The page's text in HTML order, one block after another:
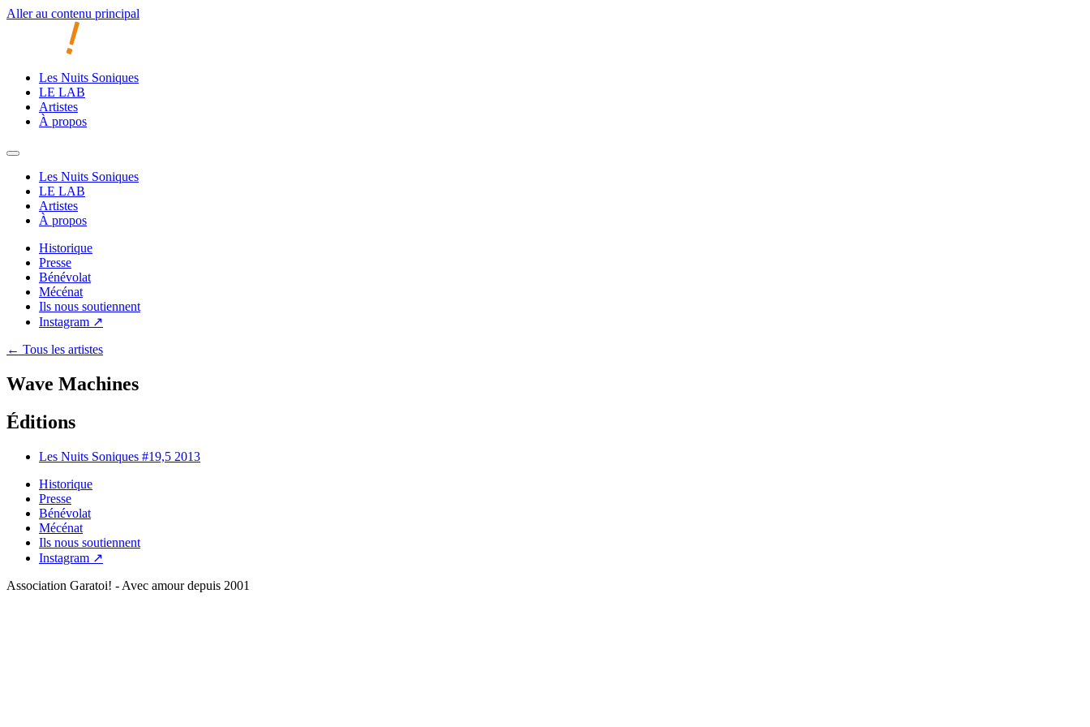
Aller au contenu principal
Les Nuits Soniques
LE LAB
Artistes
À propos
Les Nuits Soniques
LE LAB
Artistes
À propos
Historique
Presse
Bénévolat
Mécénat
Ils nous soutiennent
Instagram ↗
← Tous les artistes
Wave Machines
Éditions
Les Nuits Soniques #19,5 2013
Historique
Presse
Bénévolat
Mécénat
Ils nous soutiennent
Instagram ↗
Association Garatoi! - Avec amour depuis 2001